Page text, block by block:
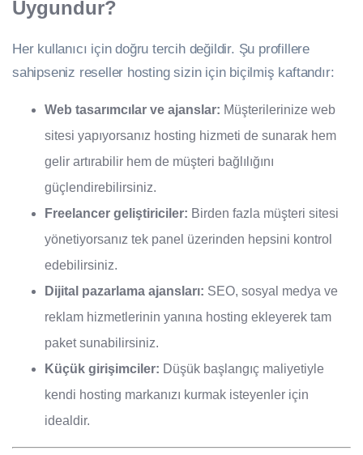
Uygundur?
Her kullanıcı için doğru tercih değildir. Şu profillere
sahipseniz reseller hosting sizin için biçilmiş kaftandır:
Web tasarımcılar ve ajanslar: Müşterilerinize web
sitesi yapıyorsanız hosting hizmeti de sunarak hem
gelir artırabilir hem de müşteri bağlılığını
güçlendirebilirsiniz.
Freelancer geliştiriciler: Birden fazla müşteri sitesi
yönetiyorsanız tek panel üzerinden hepsini kontrol
edebilirsiniz.
Dijital pazarlama ajansları: SEO, sosyal medya ve
reklam hizmetlerinin yanına hosting ekleyerek tam
paket sunabilirsiniz.
Küçük girişimciler: Düşük başlangıç maliyetiyle
kendi hosting markanızı kurmak isteyenler için
idealdir.